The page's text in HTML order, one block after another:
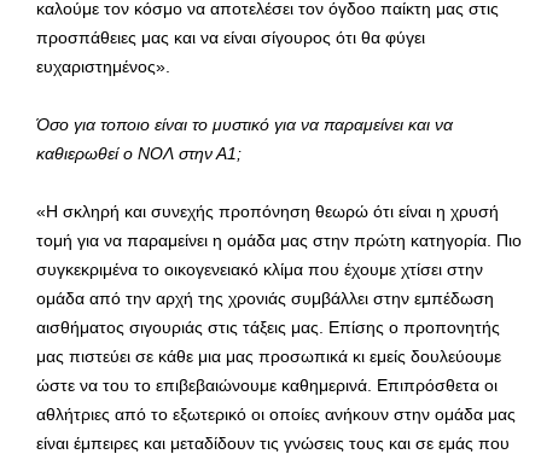
καλούμε τον κόσμο να αποτελέσει τον όγδοο παίκτη μας στις
προσπάθειες μας και να είναι σίγουρος ότι θα φύγει
ευχαριστημένος».
Όσο για τοποιο είναι το μυστικό για να παραμείνει και να
καθιερωθεί ο ΝΟΛ στην Α1;
«Η σκληρή και συνεχής προπόνηση θεωρώ ότι είναι η χρυσή
τομή για να παραμείνει η ομάδα μας στην πρώτη κατηγορία. Πιο
συγκεκριμένα το οικογενειακό κλίμα που έχουμε χτίσει στην
ομάδα από την αρχή της χρονιάς συμβάλλει στην εμπέδωση
αισθήματος σιγουριάς στις τάξεις μας. Επίσης ο προπονητής
μας πιστεύει σε κάθε μια μας προσωπικά κι εμείς δουλεύουμε
ώστε να του το επιβεβαιώνουμε καθημερινά. Επιπρόσθετα οι
αθλήτριες από το εξωτερικό οι οποίες ανήκουν στην ομάδα μας
είναι έμπειρες και μεταδίδουν τις γνώσεις τους και σε εμάς που